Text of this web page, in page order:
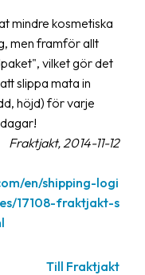
mindre kosmetiska
men framför allt
vilket gör det
slippa mata in
höjd) för varje
Fraktjakt, 2014-11-12
en/shipping-logi
17108-fraktjakt-s
Till Fraktjakt